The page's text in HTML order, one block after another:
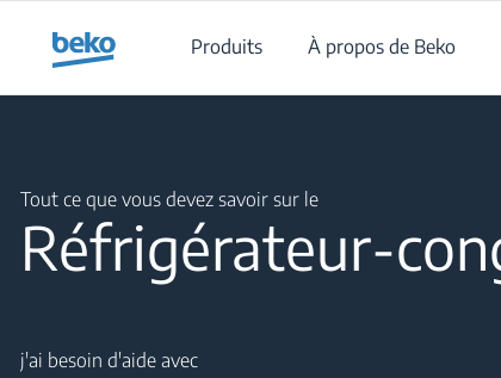
Produits
À propos de Beko
Tout ce que vous devez savoir sur le
Réfrigérateur-
j'ai besoin d'aide avec